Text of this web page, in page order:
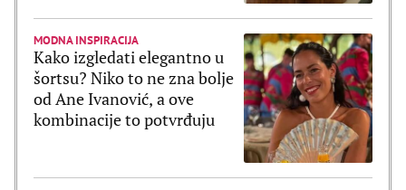
MODNA INSPIRACIJA
Kako izgledati elegantno u
šortsu? Niko to ne zna bolje
od Ane Ivanović, a ove
kombinacije to potvrđuju